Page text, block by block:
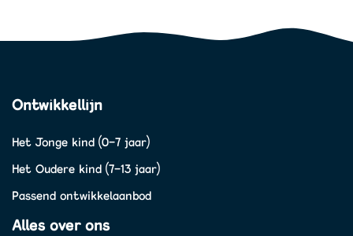
Ontwikkellijn
Het Jonge kind (0-7 jaar)
Het Oudere kind (7-13 jaar)
Passend ontwikkelaanbod
Alles over ons